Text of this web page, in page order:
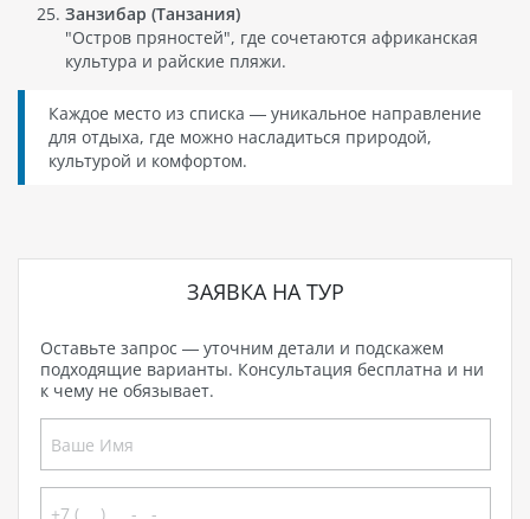
Занзибар (Танзания)
"Остров пряностей", где сочетаются африканская
культура и райские пляжи.
Каждое место из списка — уникальное направление
для отдыха, где можно насладиться природой,
культурой и комфортом.
ЗАЯВКА НА ТУР
Оставьте запрос — уточним детали и подскажем
подходящие варианты. Консультация бесплатна и ни
к чему не обязывает.